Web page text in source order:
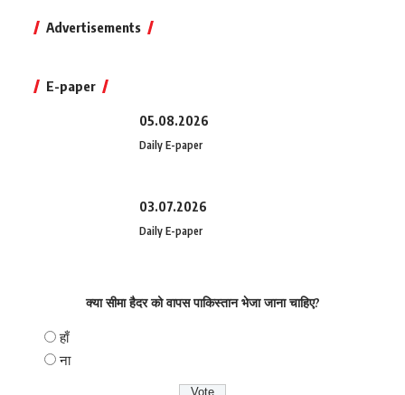
Advertisements
E-paper
05.08.2026
Daily E-paper
03.07.2026
Daily E-paper
क्या सीमा हैदर को वापस पाकिस्तान भेजा जाना चाहिए?
हाँ
ना